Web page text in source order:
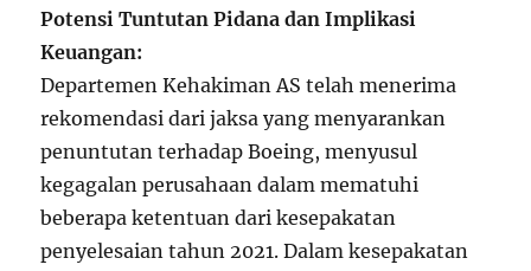
Potensi Tuntutan Pidana dan Implikasi
Keuangan:
Departemen Kehakiman AS telah menerima
rekomendasi dari jaksa yang menyarankan
penuntutan terhadap Boeing, menyusul
kegagalan perusahaan dalam mematuhi
beberapa ketentuan dari kesepakatan
penyelesaian tahun 2021. Dalam kesepakatan